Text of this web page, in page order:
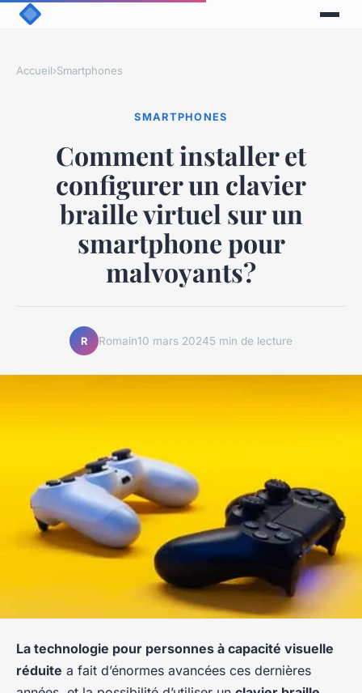
Accueil›Smartphones
SMARTPHONES
Comment installer et
configurer un clavier
braille virtuel sur un
smartphone pour
malvoyants?
R Romain10 mars 20245 min de lecture
La technologie pour personnes à capacité visuelle
réduite a fait d’énormes avancées ces dernières